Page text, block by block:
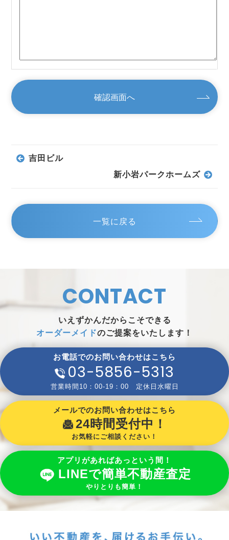
吉田ビル
新小岩パークホームズ
一覧に戻る
CONTACT
いえずかんだからこそできる
オーダーメイドのご提案をいたします！
お電話でのお問い合わせはこちら
03-5856-5313
営業時間10：00-19：00 定休日水曜日
メールでのお問い合わせはこちら
24時間受付中！
お気軽にご相談ください！
アプリがあればあっという間！
LINEで簡単不動産査定
やりとりも簡単！